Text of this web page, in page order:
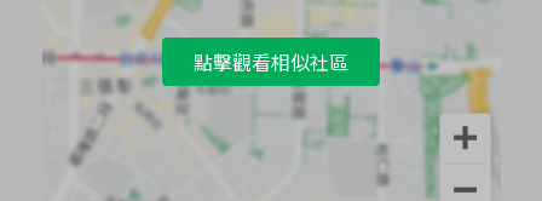
點擊觀看相似社區